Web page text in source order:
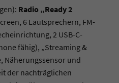
Radio „Ready 2
6 Lautsprechern, FM-
2 USB-C-
fähig), „Streaming &
Näherungssensor und
der nachträglichen